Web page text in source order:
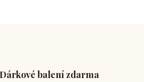
Dárkové balení zdarma